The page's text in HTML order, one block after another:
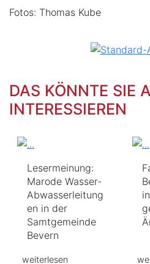
Fotos: Thomas Kube
DAS KÖNNTE SIE
INTERESSIEREN
Lesermeinung:
Marode Wasser-
Abwasserleitung
en in der
Samtgemeinde
Bevern
weiterlesen